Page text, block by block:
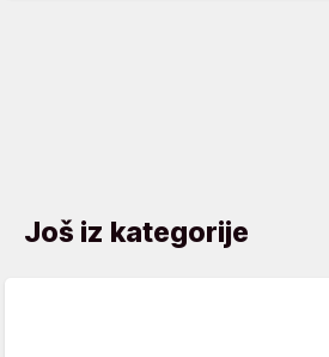
Još iz kategorije